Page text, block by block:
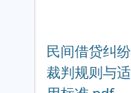
民间借贷纠纷
裁判规则与适